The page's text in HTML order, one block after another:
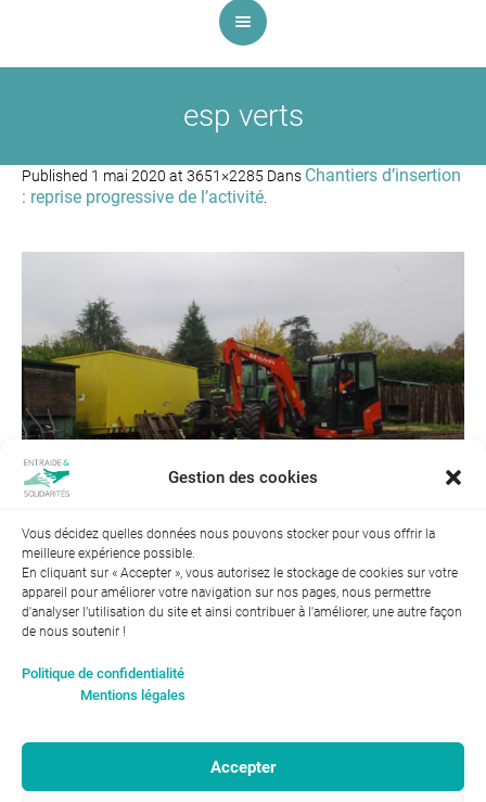
Gestion des cookies
Vous décidez quelles données nous pouvons stocker pour vous offrir la
meilleure expérience possible.
En cliquant sur « Accepter », vous autorisez le stockage de cookies sur votre
appareil pour améliorer votre navigation sur nos pages, nous permettre
d'analyser l’utilisation du site et ainsi contribuer à l'améliorer, une autre façon
de nous soutenir !
Politique de confidentialité
Mentions légales
Accepter
esp verts
Published 1 mai 2020 at 3651×2285 Dans Chantiers d’insertion
: reprise progressive de l’activité
← Précédent
femmes : 94
Entraide et Solidarités
RGPD-Confidentialité|